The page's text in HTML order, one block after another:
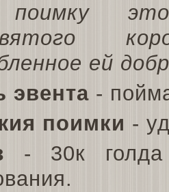
ей
эвента -
поимки -
- 30к